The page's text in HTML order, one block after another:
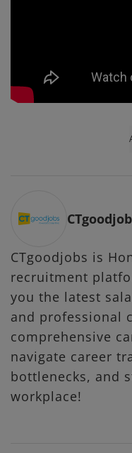
CTgoodjobs is
recruitment
you the latest
and professional
comprehensive
navigate career
bottlenecks, and
workplace!